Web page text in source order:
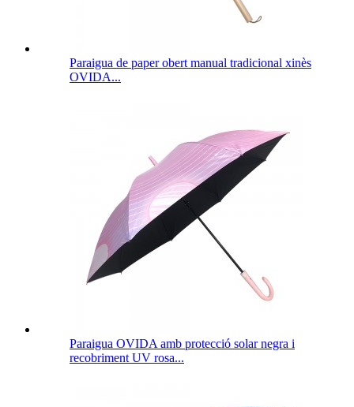
Paraigua de paper obert manual tradicional xinès
OVIDA...
Paraigua OVIDA amb protecció solar negra i
recobriment UV rosa...